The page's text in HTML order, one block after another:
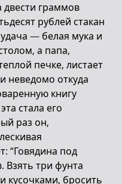
двести граммов
рублей стакан
— белая мука и
а папа,
печке, листает
неведомо откуда
книгу
стала его
раз он,
“Говядина под
Взять три фунта
кусочками, бросить